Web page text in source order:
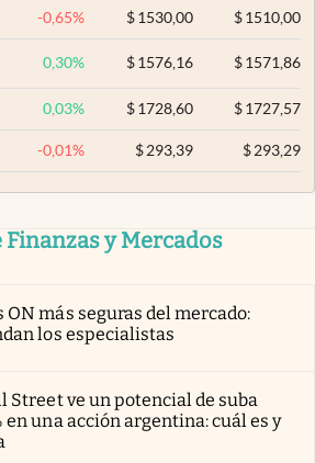
-0,65% $ 1530,00 $1510,00
0,30% $ 1576,16 $1571,86
0,03% $ 1728,60 $1727,57
-0,01% $ 293,39 $293,29
Finanzas y Mercados
ON más seguras del mercado:
los especialistas
Street ve un potencial de suba
en una acción argentina: cuál es y